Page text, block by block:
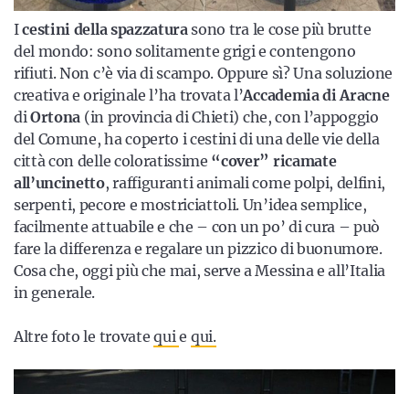
Icestini della spazzatura sono tra le cose più brutte
del mondo: sono solitamente grigi e contengono
rifiuti. Non c’è via di scampo. Oppure sì? Una soluzione
creativa e originale l’ha trovata l’Accademia di Aracne
diOrtona (in provincia di Chieti) che, con l’appoggio
del Comune, ha coperto i cestini di una delle vie della
città con delle coloratissime “cover” ricamate
all’uncinetto, raffiguranti animali come polpi, delfini,
serpenti, pecore e mostriciattoli. Un’idea semplice,
facilmente attuabile e che – con un po’ di cura – può
fare la differenza e regalare un pizzico di buonumore.
Cosa che, oggi più che mai, serve a Messina e all’Italia
in generale.
Altre foto le trovate quie qui.